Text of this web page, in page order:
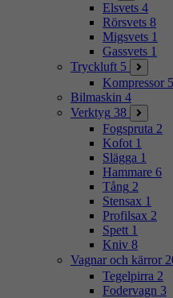
Elsvets 4
Rörsvets 8
Migsvets 1
Gassvets 1
Tryckluft 5
Kompressor 5
Bilmaskin 4
Verktyg 38
Fogspruta 2
Kofot 1
Slägga 1
Hammare 6
Tång 2
Stensax 1
Profilsax 2
Spett 1
Kniv 8
Vagnar och kärror
Tegelpirra 2
Fodervagn 3